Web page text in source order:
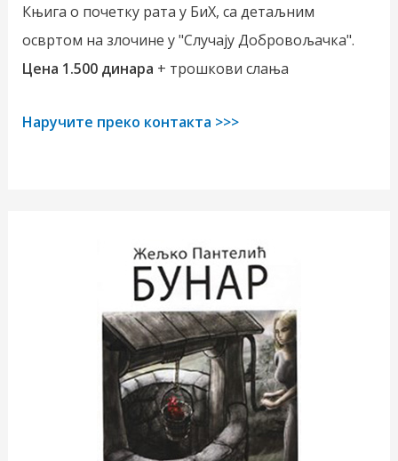
Књига о почетку рата у БиХ, са детаљним
освртом на злочине у "Случају Добровољачка".
Цена 1.500 динара + трошкови слања
Наручите преко контакта >>>